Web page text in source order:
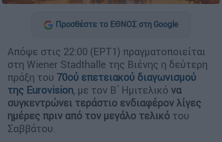
Προσθέστε το ΕΘΝΟΣ στη Google
Απόψε στις 22:00 (ΕΡΤ1) πραγματοποιείται
στη Wiener Stadthalle της Βιένης η δεύτερη
πράξη του 70ού επετειακού διαγωνισμού
της Eurovision, με τον Β΄ Ημιτελικό να
συγκεντρώνει τεράστιο ενδιαφέρον λίγες
ημέρες πριν από τον μεγάλο τελικό του
Σαββάτου.